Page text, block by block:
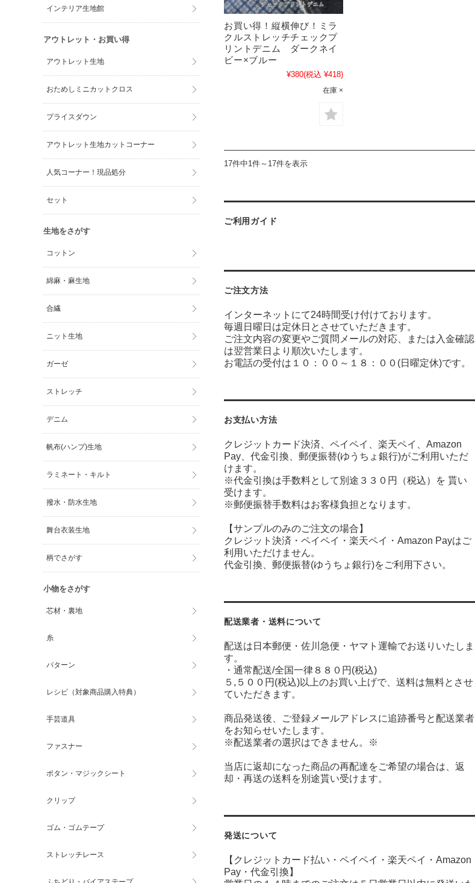
お買い得！縦横伸び！ミラ
クルストレッチチェックプ
リントデニム ダークネイ
ビー×ブルー
¥380(税込 ¥418)
在庫 ×
17件中1件～17件を表示
ご利用ガイド
ご注文方法
インターネットにて24時間受け付けております。
毎週日曜日は定休日とさせていただきます。
ご注文内容の変更やご質問メールの対応、または入金確認
は翌営業日より順次いたします。
お電話の受付は１０：００～１８：００(日曜定休)です。
お支払い方法
クレジットカード決済、ペイペイ、楽天ペイ、Amazon
Pay、代金引換、郵便振替(ゆうちょ銀行)がご利用いただ
けます。
※代金引換は手数料として別途３３０円（税込）を 貰い
受けます。
※郵便振替手数料はお客様負担となります。
【サンプルのみのご注文の場合】
クレジット決済・ペイペイ・楽天ペイ・Amazon Payはご
利用いただけません。
代金引換、郵便振替(ゆうちょ銀行)をご利用下さい。
配送業者・送料について
配送は日本郵便・佐川急便・ヤマト運輸でお送りいたしま
す。
・通常配送/全国一律８８０円(税込)
５,５００円(税込)以上のお買い上げで、送料は無料とさせ
ていただきます。
商品発送後、ご登録メールアドレスに追跡番号と配送業者
をお知らせいたします。
※配送業者の選択はできません。※
当店に返却になった商品の再配達をご希望の場合は、返
却・再送の送料を別途貰い受けます。
発送について
【クレジットカード払い・ペイペイ・楽天ペイ・ Amazon
Pay・ 代金引換】
インテリア生地館
アウトレット・お買い得
アウトレット生地
おためしミニカットクロス
プライスダウン
アウトレット生地カットコーナー
人気コーナー！現品処分
セット
生地をさがす
コットン
綿麻・麻生地
合繊
ニット生地
ガーゼ
ストレッチ
デニム
帆布(ハンプ)生地
ラミネート・キルト
撥水・防水生地
舞台衣装生地
柄でさがす
小物をさがす
芯材・裏地
糸
パターン
レシピ（対象商品購入特典）
手芸道具
ファスナー
ボタン・マジックシート
クリップ
ゴム・ゴムテープ
ストレッチレース